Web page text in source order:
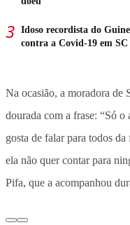
Idoso recordista do
contra a Covid-19 em SC
Na ocasião, a moradora de
dourada com a frase: “Só o
gosta de falar para todos
ela não quer contar para
Pifa, que a acompanhou